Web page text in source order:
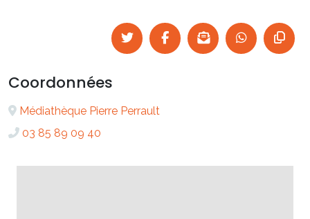
Coordonnées
Médiathèque Pierre Perrault
03 85 89 09 40